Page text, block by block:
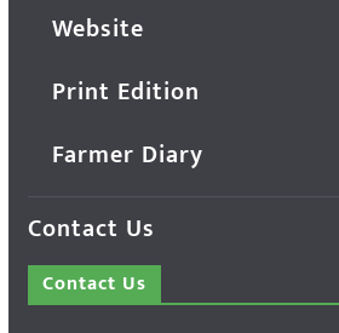
Website
Print Edition
Farmer Diary
Contact Us
Contact Us